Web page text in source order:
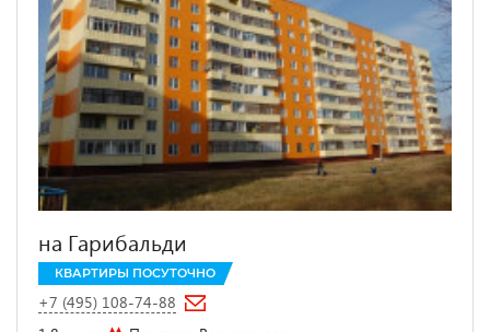
на Гарибальди
КВАРТИРЫ ПОСУТОЧНО
+7 (495) 108-74-88